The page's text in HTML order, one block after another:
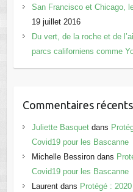
San Francisco et Chicago,
19 juillet 2016
Du vert, de la roche et de
parcs californiens comme
Commentaires récents
Juliette Basquetdans
Covid19 pour les Bascanne
Michelle Bessirondans
Covid19 pour les Bascanne
Laurentdans Protégé :